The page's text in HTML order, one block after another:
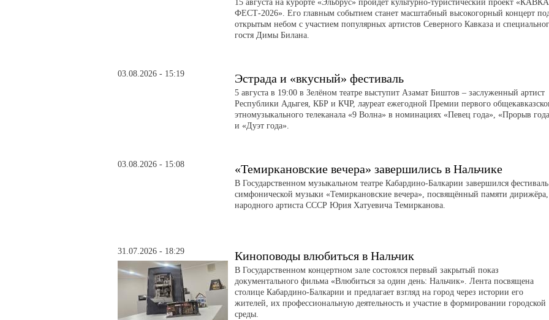
15 августа на курорте «Эльбрус» пройдет культурно-туристический проект
ФЕСТ-2026». Его главным событием станет масштабный высокогорный концерт
открытым небом с участием популярных артистов Северного Кавказа и
гостя Димы Билана.
03.08.2026 - 15:19 Эстрада и «вкусный» фестиваль
5 августа в 19:00 в Зелёном театре выступит Азамат Биштов – заслуженный артист
Республики Адыгея, КБР и КЧР, лауреат ежегодной Премии первого
этномузыкального телеканала «9 Волна» в номинациях «Певец года», «Прорыв
и «Дуэт года».
03.08.2026 - 15:08 «Темиркановские вечера» завершились в Нальчике
В Государственном музыкальном театре Кабардино-Балкарии завершился фестиваль
симфонической музыки «Темиркановские вечера», посвящённый памяти дирижёра,
народного артиста СССР Юрия Хатуевича Темирканова.
31.07.2026 - 18:29 Киноповоды влюбиться в Нальчик
В Государственном концертном зале состоялся первый закрытый показ
документального фильма «Влюбиться за один день: Нальчик». Лента посвящена
столице Кабардино-Балкарии и предлагает взгляд на город через истории его
жителей, их профессиональную деятельность и участие в формировании городской
среды.